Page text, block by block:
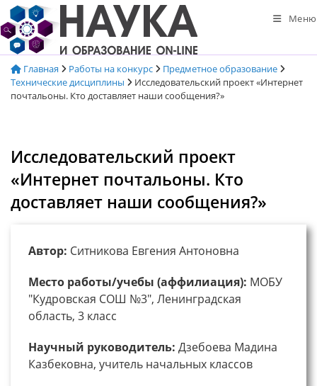
Перейти
к
содержимому
Меню
Главная Работы на конкурс
Предметное образование
Технические дисциплины
Исследовательский проект «Интернет
почтальоны. Кто доставляет наши сообщения?»
Исследовательский проект
«Интернет почтальоны. Кто
доставляет наши сообщения?»
Автор: Ситникова Евгения Антоновна
Место работы/учебы (аффилиация): МОБУ
"Кудровская СОШ №3", Ленинградская
область, 3 класс
Научный руководитель: Дзебоева Мадина
Казбековна, учитель начальных классов